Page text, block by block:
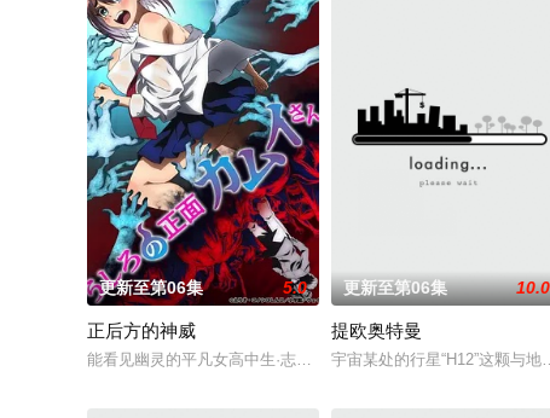
更新至第06集 5.0
正后方的神威
能看见幽灵的平凡女高中生·志津香，利用容易吸引幽灵的特殊体
更新至第06集 10.0
提欧奥特曼
宇宙某处的行星“H12”这颗与